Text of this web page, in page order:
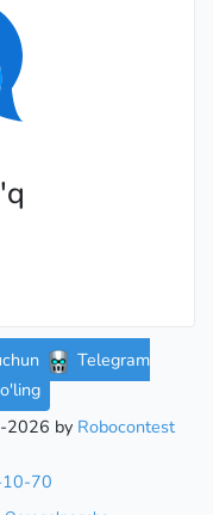
Telegram
2026 by Robocontest
70